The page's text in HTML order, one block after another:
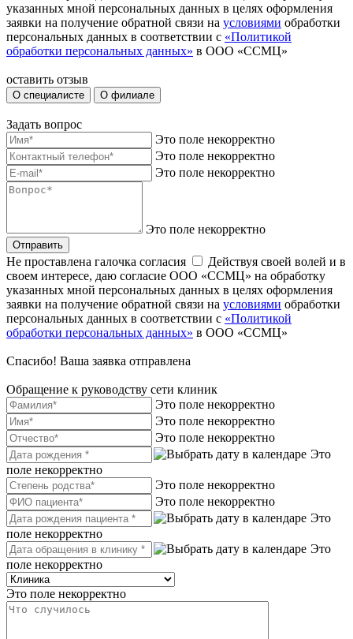
указанных мной персональных данных в целях оформления
заявки на получение обратной связи на условиями обработки
персональных данных в соответствии с «Политикой
обработки персональных данных» в ООО «ССМЦ»
оставить отзыв
О специалисте О филиале
Задать вопрос
Это поле некорректно
Это поле некорректно
Это поле некорректно
Это поле некорректно
Отправить
Не проставлена галочка согласия
Действуя своей волей и в
своем интересе, даю согласие ООО «ССМЦ» на обработку
указанных мной персональных данных в целях оформления
заявки на получение обратной связи на условиями обработки
персональных данных в соответствии с «Политикой
обработки персональных данных» в ООО «ССМЦ»
Спасибо! Ваша заявка отправлена
Обращение к руководству сети клиник
Это поле некорректно
Это поле некорректно
Это поле некорректно
Это
поле некорректно
Это поле некорректно
Это поле некорректно
Это
поле некорректно
Это
поле некорректно
Это поле некорректно